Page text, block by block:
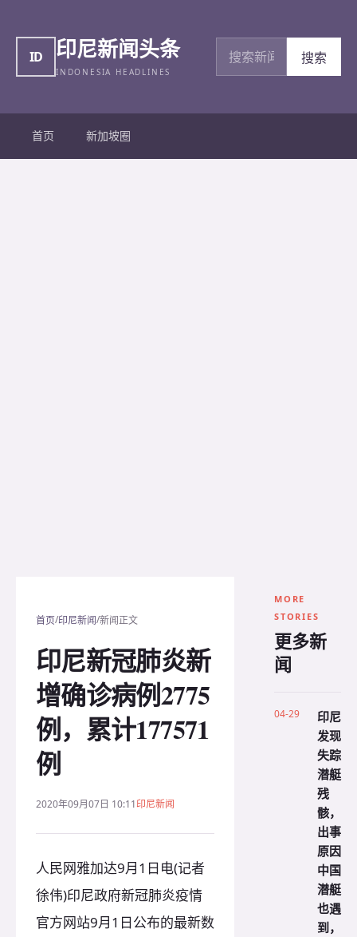
ID 印尼新闻头条
INDONESIA HEADLINES
搜索新闻
搜索
首页 新加坡圈
首页/印尼新闻/新闻正文
印尼新冠肺炎新
增确诊病例2775
例，累计177571
例
2020年09月07日 10:11印尼新闻
人民网雅加达9月1日电(记者
徐伟)印尼政府新冠肺炎疫情
官方网站9月1日公布的最新数
MORE
STORIES
更多新
闻
04-29
印尼
发现
失踪
潜艇
残
骸，
出事
原因
中国
潜艇
也遇
到，